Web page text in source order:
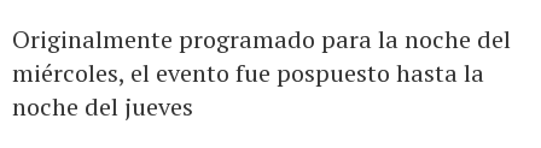
Originalmente programado para la noche del
miércoles, el evento fue pospuesto hasta la
noche del jueves